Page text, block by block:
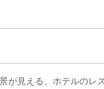
が見える、ホテルのレ